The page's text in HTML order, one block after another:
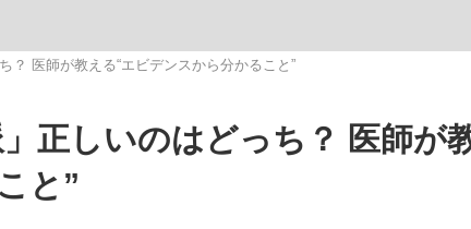
手が証言した“NPB聞... 「クマが悪者扱いされてい
？ 医師が教える“エビデンスから分かること”
正しいのはどっち？ 医師が
と”